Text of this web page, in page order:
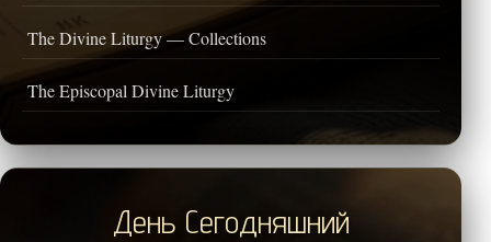
The Divine Liturgy — Collections
The Episcopal Divine Liturgy
День Сегодняшний